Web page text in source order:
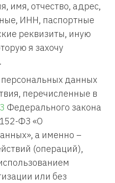
имя, отчество, адрес,
ИНН, паспортные
реквизиты, иную
я захочу
данных
перечисленные в
Федерального закона
ФЗ «О
а именно –
(операций),
или без